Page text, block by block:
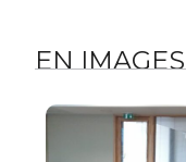
EN IMAGES